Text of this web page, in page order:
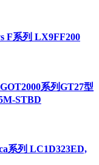
F系列 LX9FF200
系列GT27型
STBD
系列 LC1D323ED,